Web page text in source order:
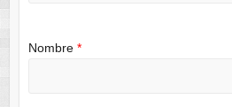
Nombre *